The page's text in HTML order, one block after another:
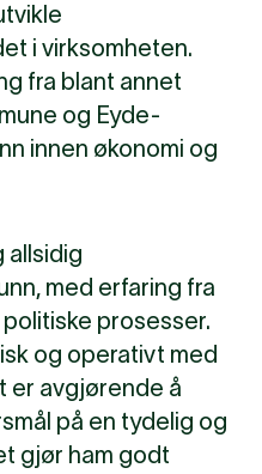
i virksomheten.
fra blant annet
og Eyde-
innen økonomi og
allsidig
med erfaring fra
prosesser.
og operativt med
er avgjørende å
på en tydelig og
gjør ham godt